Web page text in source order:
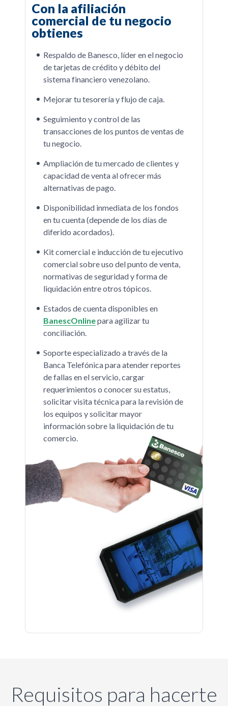
Con la afiliación
comercial de tu negocio
obtienes
Respaldo de Banesco, líder en el negocio
de tarjetas de crédito y débito del
sistema financiero venezolano.
Mejorar tu tesorería y flujo de caja.
Seguimiento y control de las
transacciones de los puntos de ventas de
tu negocio.
Ampliación de tu mercado de clientes y
capacidad de venta al ofrecer más
alternativas de pago.
Disponibilidad inmediata de los fondos
en tu cuenta (depende de los días de
diferido acordados).
Kit comercial e inducción de tu ejecutivo
comercial sobre uso del punto de venta,
normativas de seguridad y forma de
liquidación entre otros tópicos.
Estados de cuenta disponibles en
BanescOnlinepara agilizar tu
conciliación.
Soporte especializado a través de la
Banca Telefónica para atender reportes
de fallas en el servicio, cargar
requerimientos o conocer su estatus,
solicitar visita técnica para la revisión de
los equipos y solicitar mayor
información sobre la liquidación de tu
comercio.
Requisitos para hacerte